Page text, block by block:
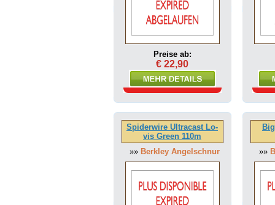
Preise ab:
€ 22,90
Spiderwire Ultracast Lo-
vis Green 110m
»» Berkley Angelschnur »»